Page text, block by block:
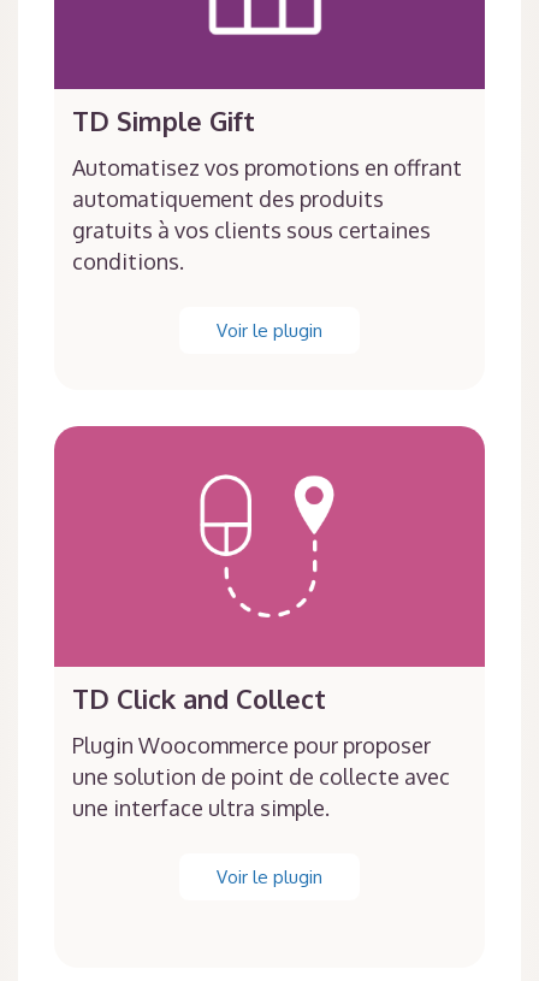
TD Simple Gift
Automatisez vos promotions en offrant
automatiquement des produits
gratuits à vos clients sous certaines
conditions.
Voir le plugin
TD Click and Collect
Plugin Woocommerce pour proposer
une solution de point de collecte avec
une interface ultra simple.
Voir le plugin